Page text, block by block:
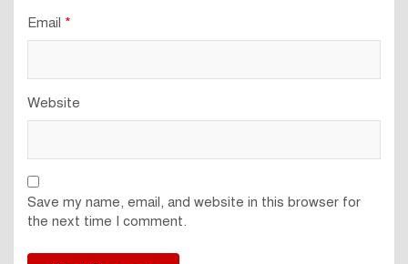
Email *
Website
Save my name, email, and website in this browser for
the next time I comment.